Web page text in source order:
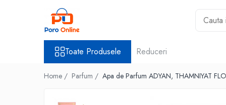
Toate Produsele
Toate Produsele Reduceri
Home / Parfum / Apa de Parfum ADYAN, THAMNIYAT